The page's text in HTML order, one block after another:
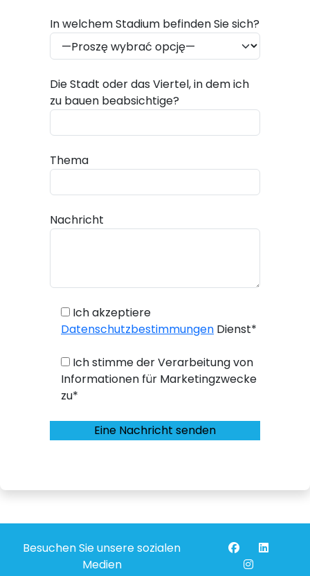
In welchem Stadium befinden Sie sich?
Die Stadt oder das Viertel, in dem ich
zu bauen beabsichtige?
Thema
Nachricht
Ich akzeptiere
Datenschutzbestimmungen Dienst*
Ich stimme der Verarbeitung von
Informationen für Marketingzwecke
zu*
Besuchen Sie unsere sozialen
Medien